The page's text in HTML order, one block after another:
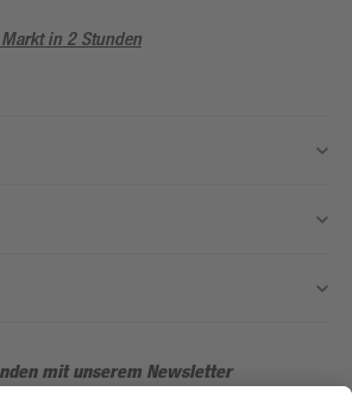
in 2 Stunden
mit unserem Newsletter